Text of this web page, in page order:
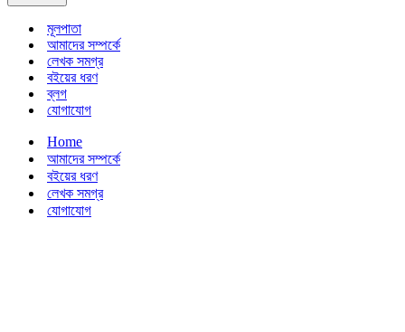
মূলপাতা
আমাদের সম্পর্কে
লেখক সমগ্র
বইয়ের ধরণ
ব্লগ
যোগাযোগ
Home
আমাদের সম্পর্কে
বইয়ের ধরণ
লেখক সমগ্র
যোগাযোগ